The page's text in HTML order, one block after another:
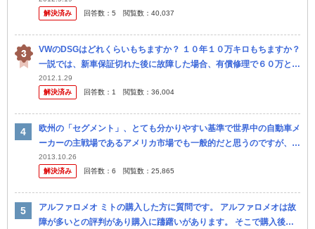
解決済み
回答数： 5 閲覧数： 40,037
VWのDSGはどれくらいもちますか？ １０年１０万キロもちますか？
一説では、新車保証切れた後に故障した場合、有償修理で６０万とか
８０万かかるなんていわれてますけど、それはほんと？ 車の価値...
2012.1.29
解決済み
回答数： 1 閲覧数： 36,004
欧州の「セグメント」、とても分かりやすい基準で世界中の自動車メ
ーカーの主戦場であるアメリカ市場でも一般的だと思うのですが、日
本車（特に国内市場向け）はなぜこの基準を全く度外視しているので
しょうか？ 欧
2013.10.26
解決済み
回答数： 6 閲覧数： 25,865
アルファロメオ ミトの購入した方に質問です。 アルファロメオは故
障が多いとの評判があり購入に躊躇いがあります。 そこで購入後の